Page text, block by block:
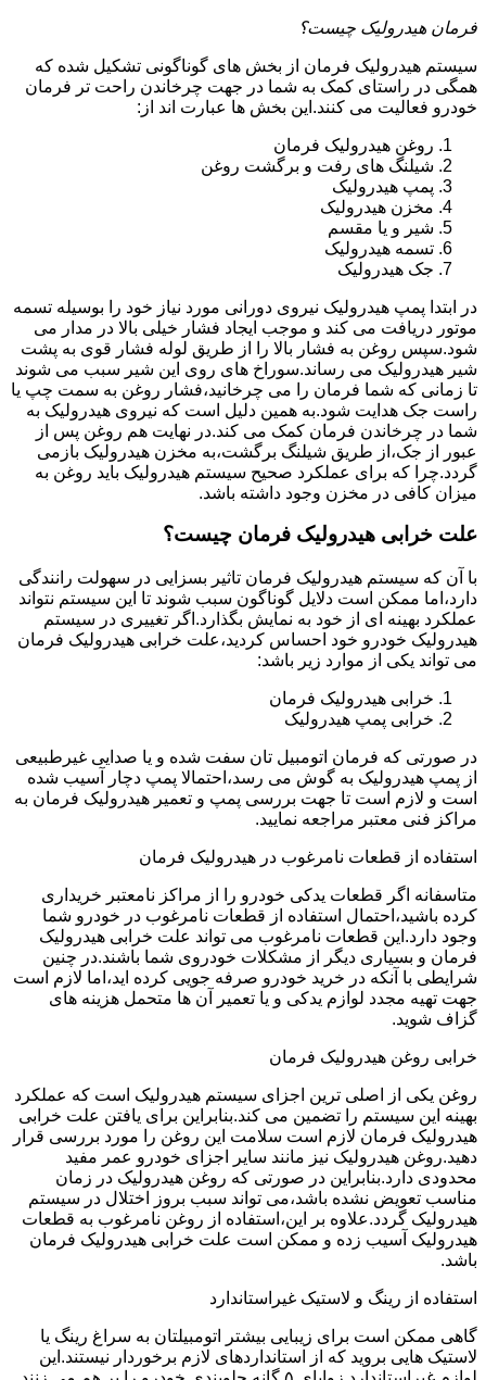
فرمان هیدرولیک چیست؟
سیستم هیدرولیک فرمان از بخش های گوناگونی تشکیل شده که
همگی در راستای کمک به شما در جهت چرخاندن راحت تر فرمان
خودرو فعالیت می کنند.این بخش ها عبارت اند از:
روغن هیدرولیک فرمان
شیلنگ های رفت و برگشت روغن
پمپ هیدرولیک
مخزن هیدرولیک
شیر و یا مقسم
تسمه هیدرولیک
جک هیدرولیک
در ابتدا پمپ هیدرولیک نیروی دورانی مورد نیاز خود را بوسیله تسمه
موتور دریافت می کند و موجب ایجاد فشار خیلی بالا در مدار می
شود.سپس روغن به فشار بالا را از طریق لوله فشار قوی به پشت
شیر هیدرولیک می رساند.سوراخ های روی این شیر سبب می شوند
تا زمانی که شما فرمان را می چرخانید،فشار روغن به سمت چپ یا
راست جک هدایت شود.به همین دلیل است که نیروی هیدرولیک به
شما در چرخاندن فرمان کمک می کند.در نهایت هم روغن پس از
عبور از جک،از طریق شیلنگ برگشت،به مخزن هیدرولیک بازمی
گردد.چرا که برای عملکرد صحیح سیستم هیدرولیک باید روغن به
میزان کافی در مخزن وجود داشته باشد.
علت خرابی هیدرولیک فرمان چیست؟
با آن که سیستم هیدرولیک فرمان تاثیر بسزایی در سهولت رانندگی
دارد،اما ممکن است دلایل گوناگون سبب شوند تا این سیستم نتواند
عملکرد بهینه ای از خود به نمایش بگذارد.اگر تغییری در سیستم
هیدرولیک خودرو خود احساس کردید،علت خرابی هیدرولیک فرمان
می تواند یکی از موارد زیر باشد:
خرابی هیدرولیک فرمان
خرابی پمپ هیدرولیک
در صورتی که فرمان اتومبیل تان سفت شده و یا صدایی غیرطبیعی
از پمپ هیدرولیک به گوش می رسد،احتمالا پمپ دچار آسیب شده
است و لازم است تا جهت بررسی پمپ و تعمیر هیدرولیک فرمان به
مراکز فنی معتبر مراجعه نمایید.
استفاده از قطعات نامرغوب در هیدرولیک فرمان
متاسفانه اگر قطعات یدکی خودرو را از مراکز نامعتبر خریداری
کرده باشید،احتمال استفاده از قطعات نامرغوب در خودرو شما
وجود دارد.این قطعات نامرغوب می تواند علت خرابی هیدرولیک
فرمان و بسیاری دیگر از مشکلات خودروی شما باشند.در چنین
شرایطی با آنکه در خرید خودرو صرفه جویی کرده اید،اما لازم است
جهت تهیه مجدد لوازم یدکی و یا تعمیر آن ها متحمل هزینه های
گزاف شوید.
خرابی روغن هیدرولیک فرمان
روغن یکی از اصلی ترین اجزای سیستم هیدرولیک است که عملکرد
بهینه این سیستم را تضمین می کند.بنابراین برای یافتن علت خرابی
هیدرولیک فرمان لازم است سلامت این روغن را مورد بررسی قرار
دهید.روغن هیدرولیک نیز مانند سایر اجزای خودرو عمر مفید
محدودی دارد.بنابراین در صورتی که روغن هیدرولیک در زمان
مناسب تعویض نشده باشد،می تواند سبب بروز اختلال در سیستم
هیدرولیک گردد.علاوه بر این،استفاده از روغن نامرغوب به قطعات
هیدرولیک آسیب زده و ممکن است علت خرابی هیدرولیک فرمان
باشد.
استفاده از رینگ و لاستیک غیراستاندارد
گاهی ممکن است برای زیبایی بیشتر اتومبیلتان به سراغ رینگ یا
لاستیک هایی بروید که از استانداردهای لازم برخوردار نیستند.این